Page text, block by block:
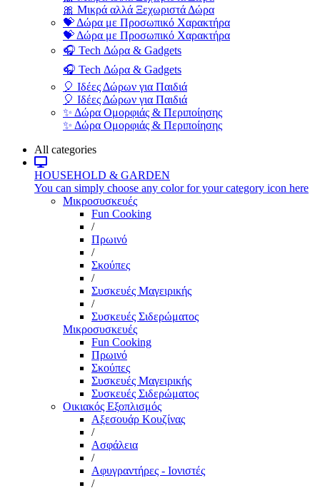
🎀 Μικρά αλλά Ξεχωριστά Δώρα
💝 Δώρα με Προσωπικό Χαρακτήρα
💝 Δώρα με Προσωπικό Χαρακτήρα
🎧 Tech Δώρα & Gadgets
🎧 Tech Δώρα & Gadgets
🎈 Ιδέες Δώρων για Παιδιά
🎈 Ιδέες Δώρων για Παιδιά
✨ Δώρα Ομορφιάς & Περιποίησης
✨ Δώρα Ομορφιάς & Περιποίησης
All categories
HOUSEHOLD & GARDEN
You can simply choose any color for your category icon here
Μικροσυσκευές
Fun Cooking
/
Πρωινό
/
Σκούπες
/
Συσκευές Μαγειρικής
/
Συσκευές Σιδερώματος
Μικροσυσκευές
Fun Cooking
Πρωινό
Σκούπες
Συσκευές Μαγειρικής
Συσκευές Σιδερώματος
Οικιακός Εξοπλισμός
Αξεσουάρ Κουζίνας
/
Ασφάλεια
/
Αφυγραντήρες - Ιονιστές
/